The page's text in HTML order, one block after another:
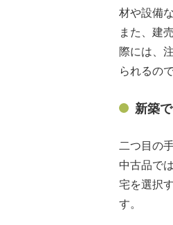
材や設備
また、建
際には、
られるの
新築
二つ目の
中古品で
宅を選択
す。